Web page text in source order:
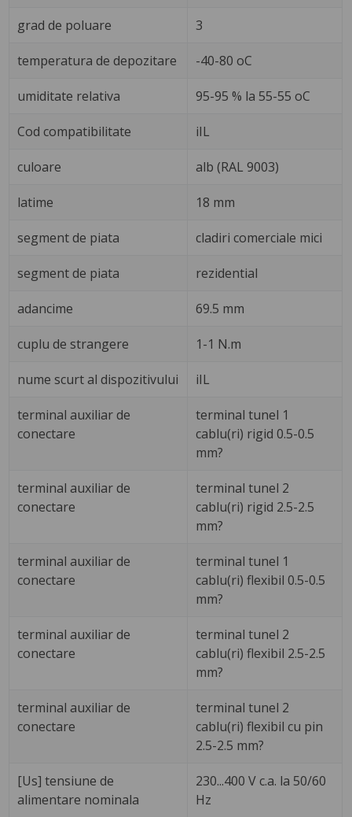
grad de poluare 3
temperatura de depozitare -40-80 oC
umiditate relativa 95-95 % la 55-55 oC
Cod compatibilitate iIL
culoare alb (RAL 9003)
latime 18 mm
segment de piata cladiri comerciale mici
segment de piata rezidential
adancime 69.5 mm
cuplu de strangere 1-1 N.m
nume scurt al dispozitivului iIL
terminal auxiliar de
conectare
terminal tunel 1
cablu(ri) rigid 0.5-0.5
mm?
terminal auxiliar de
conectare
terminal tunel 2
cablu(ri) rigid 2.5-2.5
mm?
terminal auxiliar de
conectare
terminal tunel 1
cablu(ri) flexibil 0.5-0.5
mm?
terminal auxiliar de
conectare
terminal tunel 2
cablu(ri) flexibil 2.5-2.5
mm?
terminal auxiliar de
conectare
terminal tunel 2
cablu(ri) flexibil cu pin
2.5-2.5 mm?
[Us] tensiune de
alimentare nominala
230...400 V c.a. la 50/60
Hz